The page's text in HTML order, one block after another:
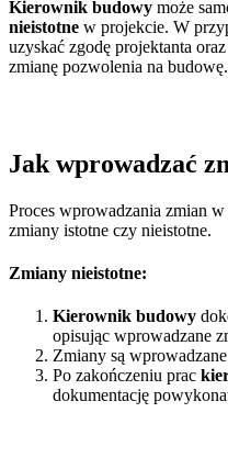
Kierownik budowy może
nieistotne w projekcie. W
uzyskać zgodę projektanta
zmianę pozwolenia na budowę.
Jak wprowadzać
Proces wprowadzania zmian
zmiany istotne czy nieistotne.
Zmiany nieistotne:
Kierownik budowy
opisując wprowadzane
Zmiany są
Po zakończeniu prac
dokumentację